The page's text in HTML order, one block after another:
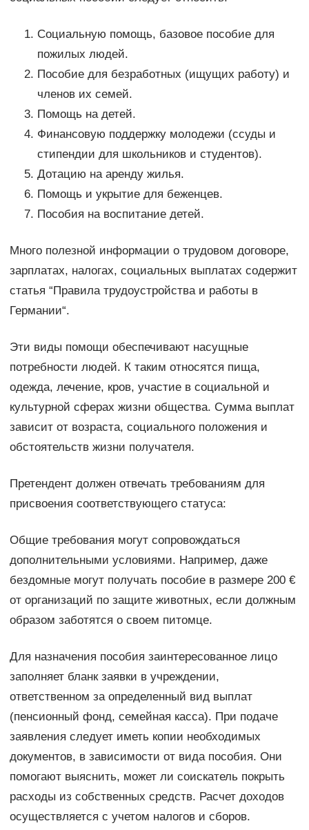
Социальную помощь, базовое пособие для
пожилых людей.
Пособие для безработных (ищущих работу) и
членов их семей.
Помощь на детей.
Финансовую поддержку молодежи (ссуды и
стипендии для школьников и студентов).
Дотацию на аренду жилья.
Помощь и укрытие для беженцев.
Пособия на воспитание детей.
Много полезной информации о трудовом договоре,
зарплатах, налогах, социальных выплатах содержит
статья “Правила трудоустройства и работы в
Германии“.
Эти виды помощи обеспечивают насущные
потребности людей. К таким относятся пища,
одежда, лечение, кров, участие в социальной и
культурной сферах жизни общества. Сумма выплат
зависит от возраста, социального положения и
обстоятельств жизни получателя.
Претендент должен отвечать требованиям для
присвоения соответствующего статуса:
Общие требования могут сопровождаться
дополнительными условиями. Например, даже
бездомные могут получать пособие в размере 200 €
от организаций по защите животных, если должным
образом заботятся о своем питомце.
Для назначения пособия заинтересованное лицо
заполняет бланк заявки в учреждении,
ответственном за определенный вид выплат
(пенсионный фонд, семейная касса). При подаче
заявления следует иметь копии необходимых
документов, в зависимости от вида пособия. Они
помогают выяснить, может ли соискатель покрыть
расходы из собственных средств. Расчет доходов
осуществляется с учетом налогов и сборов.